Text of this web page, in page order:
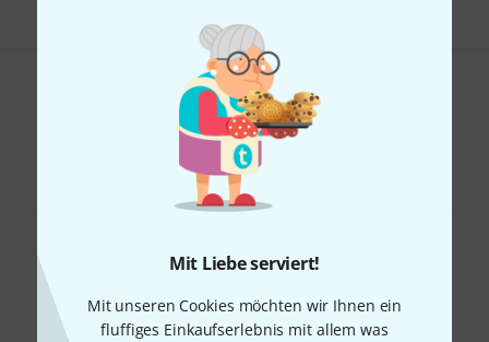
Mit Liebe serviert!
Mit unseren Cookies möchten wir Ihnen ein
fluffiges Einkaufserlebnis mit allem was
Gefällt Ihnen, was Sie sehen?
Hilfe & Feedback